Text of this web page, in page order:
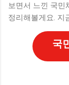
보면서 느낀 국민
정리해볼게요. 지
국